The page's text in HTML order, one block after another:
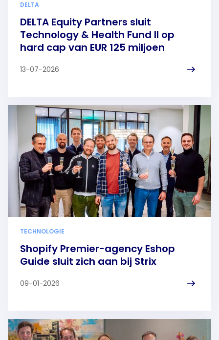
DELTA
DELTA Equity Partners sluit
Technology & Health Fund II op
hard cap van EUR 125 miljoen
13-07-2026
TECHNOLOGIE
Shopify Premier-agency Eshop
Guide sluit zich aan bij Strix
09-01-2026